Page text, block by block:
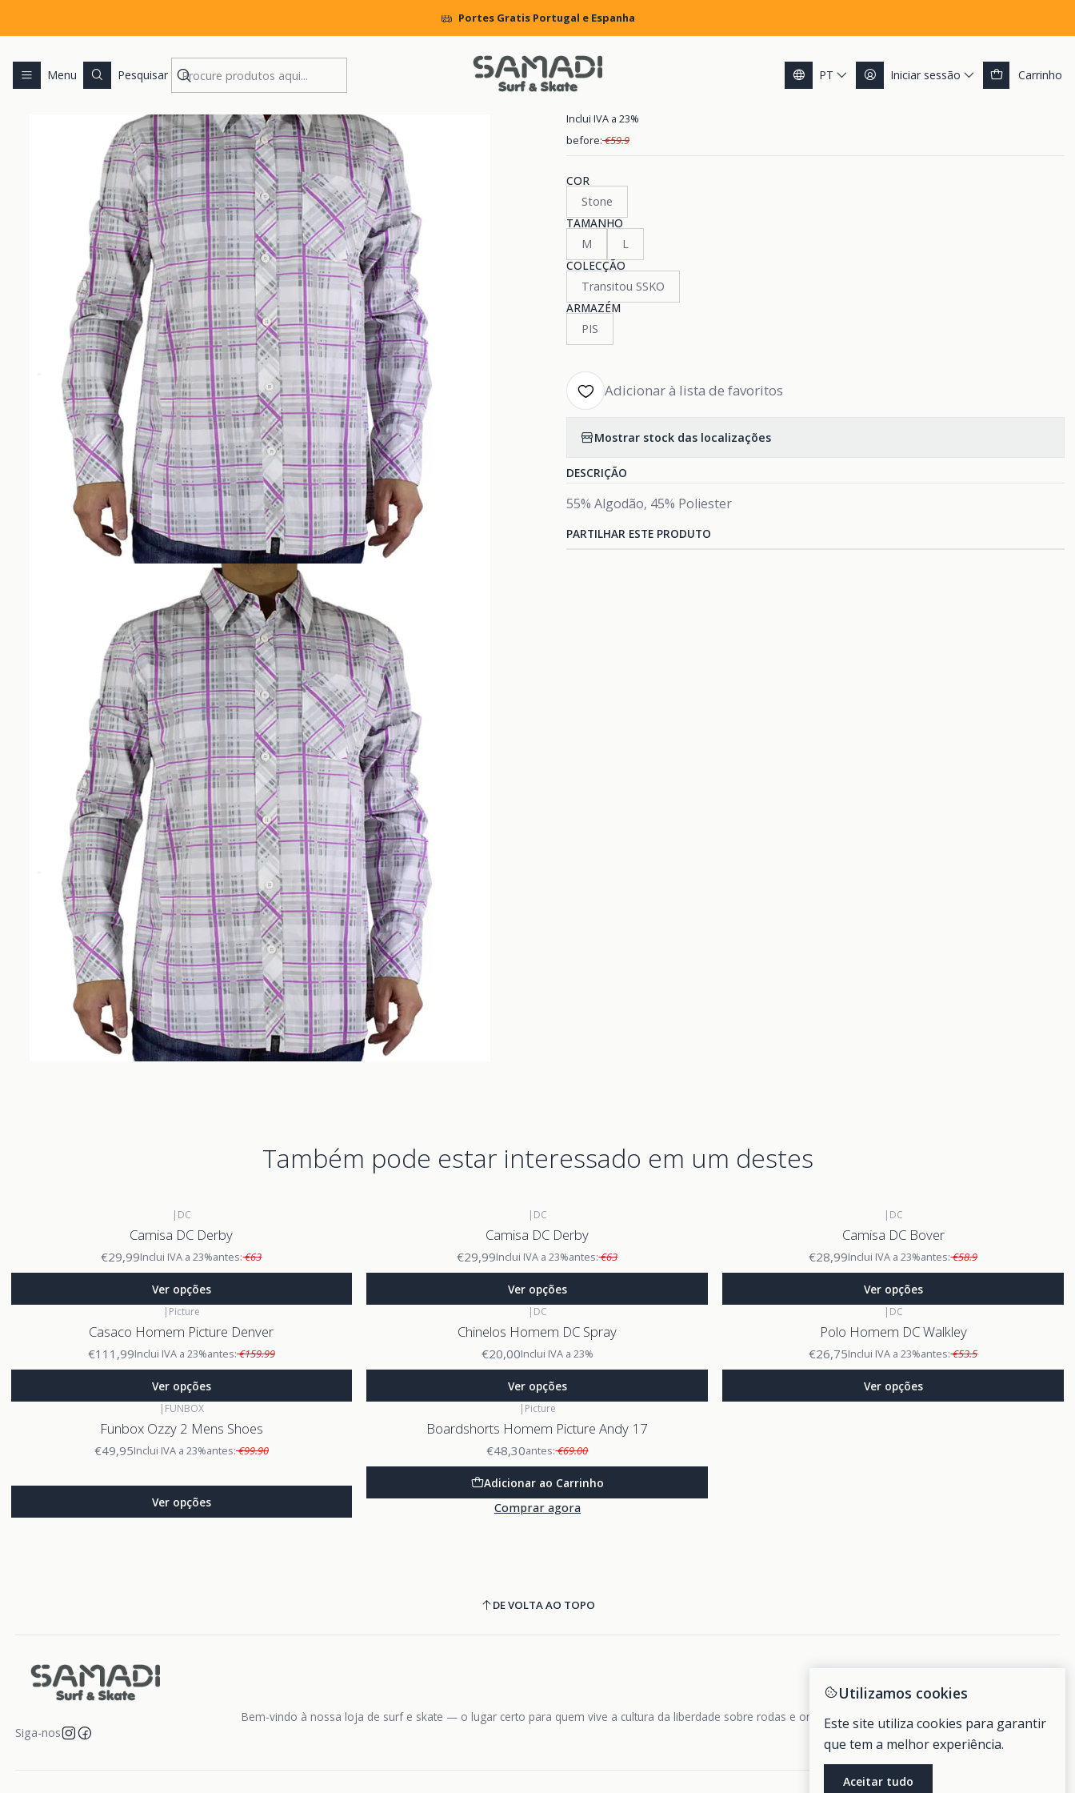
Menu Pesquisar PT Iniciar sessão Carrinho
Portes Gratis Portugal e Espanha
MENS CLOTHING Shirts Camisa DC Furly
|
Camisa DC Furly
Inclui IVA a 23%
before:€59.9
COR
Stone
TAMANHO
M
L
COLECÇÃO
Transitou SSKO
ARMAZÉM
PIS
Adicionar à lista de favoritos
Mostrar stock das localizações
DESCRIÇÃO
55% Algodão, 45% Poliester
PARTILHAR ESTE PRODUTO
Também pode estar interessado em um destes
| DC
Camisa DC Derby
€29,99Inclui IVA a 23%antes:€63
Ver opções
| DC
Camisa DC Derby
€29,99Inclui IVA a 23%antes:€63
Ver opções
| DC
Camisa DC Bover
€28,99Inclui IVA a 23%antes:€58.9
Ver opções
| Picture
Casaco Homem Picture Denver
€111,99Inclui IVA a 23%antes:€159.99
Ver opções
| DC
Chinelos Homem DC Spray
€20,00Inclui IVA a 23%
Ver opções
| DC
Polo Homem DC Walkley
€26,75Inclui IVA a 23%antes:€53.5
Ver opções
| FUNBOX
Funbox Ozzy 2 Mens Shoes
€49,95Inclui IVA a 23%antes:€99.90
Ver opções
| Picture
Boardshorts Homem Picture Andy 17
€48,30antes:€69.00
Adicionar ao Carrinho
Comprar agora
DE VOLTA AO TOPO
Bem-vindo à nossa loja de surf e skate — o lugar certo para quem vive a cultura da liberdade sobre rodas e ondas.
Siga-nos
Utilizamos cookies
Este site utiliza cookies para garantir
que tem a melhor experiência.
Aceitar tudo